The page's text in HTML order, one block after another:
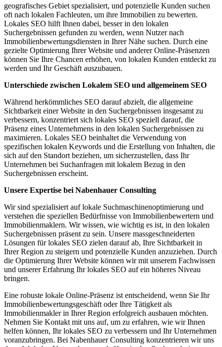
geografisches Gebiet spezialisiert, und potenzielle Kunden suchen
oft nach lokalen Fachleuten, um ihre Immobilien zu bewerten.
Lokales SEO hilft Ihnen dabei, besser in den lokalen
Suchergebnissen gefunden zu werden, wenn Nutzer nach
Immobilienbewertungsdiensten in Ihrer Nähe suchen. Durch eine
gezielte Optimierung Ihrer Website und anderer Online-Präsenzen
können Sie Ihre Chancen erhöhen, von lokalen Kunden entdeckt zu
werden und Ihr Geschäft auszubauen.
Unterschiede zwischen Lokalem SEO und allgemeinem SEO
Während herkömmliches SEO darauf abzielt, die allgemeine
Sichtbarkeit einer Website in den Suchergebnissen insgesamt zu
verbessern, konzentriert sich lokales SEO speziell darauf, die
Präsenz eines Unternehmens in den lokalen Suchergebnissen zu
maximieren. Lokales SEO beinhaltet die Verwendung von
spezifischen lokalen Keywords und die Erstellung von Inhalten, die
sich auf den Standort beziehen, um sicherzustellen, dass Ihr
Unternehmen bei Suchanfragen mit lokalem Bezug in den
Suchergebnissen erscheint.
Unsere Expertise bei Nabenhauer Consulting
Wir sind spezialisiert auf lokale Suchmaschinenoptimierung und
verstehen die speziellen Bedürfnisse von Immobilienbewertern und
Immobilienmaklern. Wir wissen, wie wichtig es ist, in den lokalen
Suchergebnissen präsent zu sein. Unsere massgeschneiderten
Lösungen für lokales SEO zielen darauf ab, Ihre Sichtbarkeit in
Ihrer Region zu steigern und potenzielle Kunden anzuziehen. Durch
die Optimierung Ihrer Website können wir mit unserem Fachwissen
und unserer Erfahrung Ihr lokales SEO auf ein höheres Niveau
bringen.
Eine robuste lokale Online-Präsenz ist entscheidend, wenn Sie Ihr
Immobilienbewertungsgeschäft oder Ihre Tätigkeit als
Immobilienmakler in Ihrer Region erfolgreich ausbauen möchten.
Nehmen Sie Kontakt mit uns auf, um zu erfahren, wie wir Ihnen
helfen können, Ihr lokales SEO zu verbessern und Ihr Unternehmen
voranzubringen. Bei Nabenhauer Consulting konzentrieren wir uns